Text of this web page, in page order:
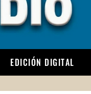
EDICIÓN DIGITAL